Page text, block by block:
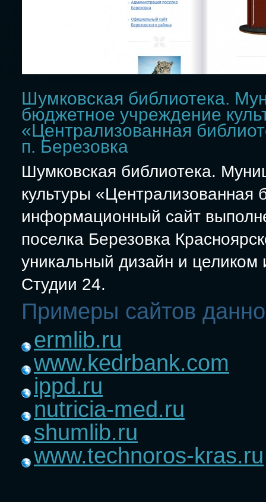
Шумковская библиотека.
бюджетное учреждение
«Централизованная
п. Березовка
Шумковская библиотека.
культуры «Централизованная
информационный сайт
поселка Березовка
уникальный дизайн и
Студии 24.
Примеры сайтов
ermlib.ru
www.kedrbank.com
ippd.ru
nutricia-med.ru
shumlib.ru
www.technoros-kras.ru